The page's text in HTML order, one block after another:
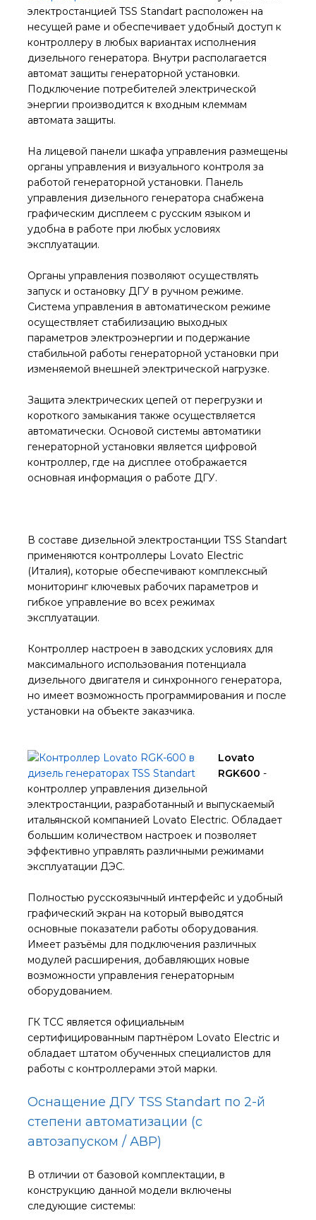
электростанцией TSS Standart расположен на
несущей раме и обеспечивает удобный доступ к
контроллеру в любых вариантах исполнения
дизельного генератора. Внутри располагается
автомат защиты генераторной установки.
Подключение потребителей электрической
энергии производится к входным клеммам
автомата защиты.
На лицевой панели шкафа управления размещены
органы управления и визуального контроля за
работой генераторной установки. Панель
управления дизельного генератора снабжена
графическим дисплеем с русским языком и
удобна в работе при любых условиях
эксплуатации.
Органы управления позволяют осуществлять
запуск и остановку ДГУ в ручном режиме.
Система управления в автоматическом режиме
осуществляет стабилизацию выходных
параметров электроэнергии и подержание
стабильной работы генераторной установки при
изменяемой внешней электрической нагрузке.
Защита электрических цепей от перегрузки и
короткого замыкания также осуществляется
автоматически. Основой системы автоматики
генераторной установки является цифровой
контроллер, где на дисплее отображается
основная информация о работе ДГУ.
В составе дизельной электростанции TSS Standart
применяются контроллеры Lovato Electric
(Италия), которые обеспечивают комплексный
мониторинг ключевых рабочих параметров и
гибкое управление во всех режимах
эксплуатации.
Контроллер настроен в заводских условиях для
максимального использования потенциала
дизельного двигателя и синхронного генератора,
но имеет возможность программирования и после
установки на объекте заказчика.
Lovato
RGK600 -
контроллер управления дизельной
электростанции, разработанный и выпускаемый
итальянской компанией Lovato Electric. Обладает
большим количеством настроек и позволяет
эффективно управлять различными режимами
эксплуатации ДЭС.
Полностью русскоязычный интерфейс и удобный
графический экран на который выводятся
основные показатели работы оборудования.
Имеет разъёмы для подключения различных
модулей расширения, добавляющих новые
возможности управления генераторным
оборудованием.
ГК ТСС является официальным
сертифицированным партнёром Lovato Electric и
обладает штатом обученных специалистов для
работы с контроллерами этой марки.
Оснащение ДГУ TSS Standart по 2-й
степени автоматизации (с
автозапуском / АВР)
В отличии от базовой комплектации, в
конструкцию данной модели включены
следующие системы: